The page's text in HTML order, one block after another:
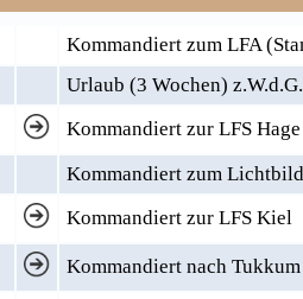
Kommandiert zum LFA
Urlaub (3 Wochen)
Kommandiert zur LFS
Kommandiert zum
Kommandiert zur LFS Kiel
Kommandiert nach